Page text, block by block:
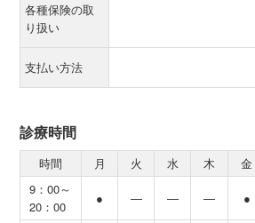
各種保険の取
り扱い
支払い方法
診療時間
時間 月 火 水 木 金
9：00～
20：00
● ― ― ― ●